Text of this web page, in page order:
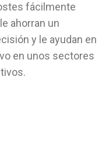
fácilmente
ahorran un
y le ayudan en
en unos sectores